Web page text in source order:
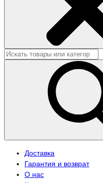
Доставка
Гарантия и возврат
О нас